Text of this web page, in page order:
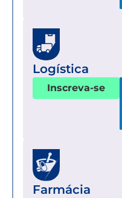
Logística
Inscreva-se
Farmácia